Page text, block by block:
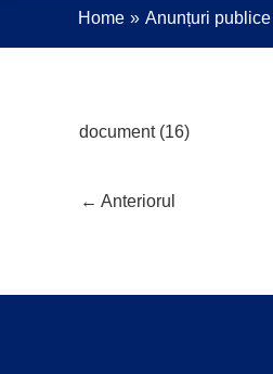
Home Anunțuri publice
document (16)
← Anteriorul